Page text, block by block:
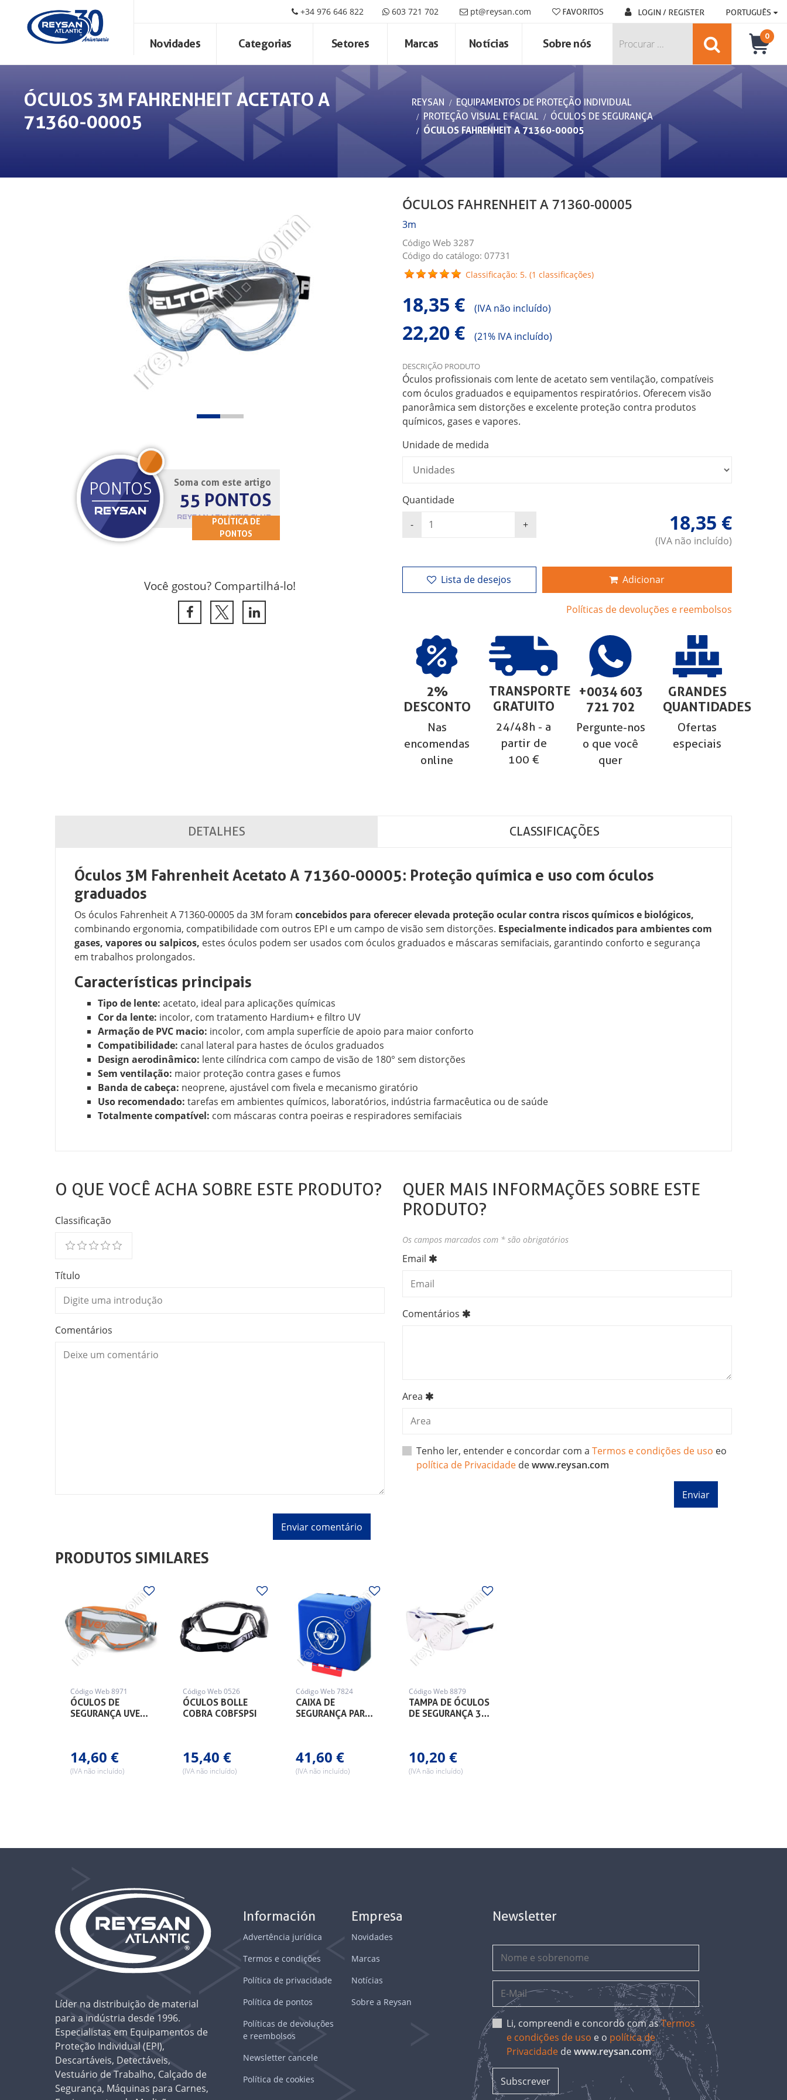
+34 976 646 822 603 721 702 pt@reysan.com FAVORITOS LOGIN / REGISTER PORTUGUÊS
Novidades Categorias Setores Marcas Notícias Sobre nós
0
ÓCULOS 3M FAHRENHEIT ACETATO A
71360-00005
REYSAN
EQUIPAMENTOS DE PROTEÇÃO INDIVIDUAL
PROTEÇÃO VISUAL E FACIAL
ÓCULOS DE SEGURANÇA
ÓCULOS FAHRENHEIT A 71360-00005
Soma com este artigo
55 PONTOS
REYSAN ATLANTIC CLUB
POLÍTICA DE
PONTOS
PONTOS
REYSAN
JOIN
Você gostou? Compartilhá-lo!
ÓCULOS FAHRENHEIT A 71360-00005
3m
Código Web 3287
Código do catálogo: 07731
Classificação: 5. (1 classificações)
18,35 € (IVA não incluído)
22,20 € (21% IVA incluído)
DESCRIÇÃO PRODUTO
Óculos profissionais com lente de acetato sem ventilação, compatíveis
com óculos graduados e equipamentos respiratórios. Oferecem visão
panorâmica sem distorções e excelente proteção contra produtos
químicos, gases e vapores.
Unidade de medida
Quantidade
18,35 €
(IVA não incluído)
Lista de desejos Adicionar
Políticas de devoluções e reembolsos
2%
DESCONTO
Nas
encomendas
online
TRANSPORTE
GRATUITO
24/48h - a
partir de
100 €
+0034 603
721 702
Pergunte-nos
o que você
quer
GRANDES
QUANTIDADES
Ofertas
especiais
DETALHES CLASSIFICAÇÕES
Óculos 3M Fahrenheit Acetato A 71360-00005: Proteção química e uso com óculos
graduados
Os óculos Fahrenheit A 71360-00005 da 3M foramconcebidos para oferecer elevada proteção ocular contra riscos químicos e biológicos,
combinando ergonomia, compatibilidade com outros EPI e um campo de visão sem distorções. Especialmente indicados para ambientes com
gases, vapores ou salpicos, estes óculos podem ser usados com óculos graduados e máscaras semifaciais, garantindo conforto e segurança
em trabalhos prolongados.
Características principais
Tipo de lente: acetato, ideal para aplicações químicas
Cor da lente: incolor, com tratamento Hardium+ e filtro UV
Armação de PVC macio: incolor, com ampla superfície de apoio para maior conforto
Compatibilidade: canal lateral para hastes de óculos graduados
Design aerodinâmico: lente cilíndrica com campo de visão de 180° sem distorções
Sem ventilação: maior proteção contra gases e fumos
Banda de cabeça: neoprene, ajustável com fivela e mecanismo giratório
Uso recomendado: tarefas em ambientes químicos, laboratórios, indústria farmacêutica ou de saúde
Totalmente compatível: com máscaras contra poeiras e respiradores semifaciais
O QUE VOCÊ ACHA SOBRE ESTE PRODUTO?
Classificação
Título
Comentários
QUER MAIS INFORMAÇÕES SOBRE ESTE
PRODUTO?
Os campos marcados com * são obrigatórios
Email
Comentários
Area
Tenho ler, entender e concordar com a Termos e condições de uso eo
política de Privacidadedewww.reysan.com
PRODUTOS SIMILARES
ÓCULOS DE
SEGURANÇA UVE…
Código Web 8971
14,60 €
(IVA não incluído)
ÓCULOS BOLLE
COBRA COBFSPSI
Código Web 0526
15,40 €
(IVA não incluído)
CAIXA DE
SEGURANÇA PAR…
Código Web 7824
41,60 €
(IVA não incluído)
TAMPA DE ÓCULOS
DE SEGURANÇA 3…
Código Web 8879
10,20 €
(IVA não incluído)
Líder na distribuição de material
para a indústria desde 1996.
Especialistas em Equipamentos de
Proteção Individual (EPI),
Descartáveis, Detectáveis,
Vestuário de Trabalho, Calçado de
Segurança, Máquinas para Carnes,
Información
Advertência jurídica
Termos e condições
Política de privacidade
Política de pontos
Políticas de devoluções
e reembolsos
Newsletter cancele
Política de cookies
Empresa
Novidades
Marcas
Notícias
Sobre a Reysan
Newsletter
Li, compreendi e concordo com asTermos
e condições de uso e o política de
Privacidade dewww.reysan.com